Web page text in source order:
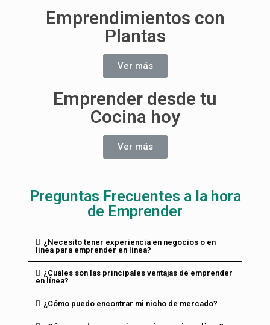
Emprendimientos con
Plantas
Ver más
Emprender desde tu
Cocina hoy
Ver más
Preguntas Frecuentes a la hora
de Emprender
¿Necesito tener experiencia en negocios o en
línea para emprender en línea?
¿Cuáles son las principales ventajas de emprender
en línea?
¿Cómo puedo encontrar mi nicho de mercado?